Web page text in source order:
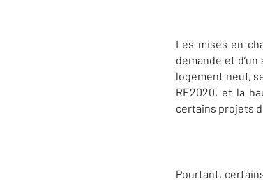
Les mises en
demande et
logement neuf,
RE2020, et la
certains projets
Pourtant,